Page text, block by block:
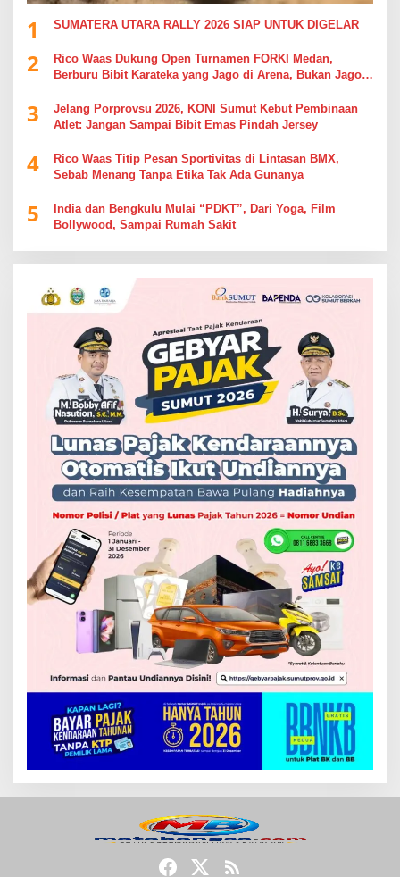
1 SUMATERA UTARA RALLY 2026 SIAP UNTUK DIGELAR
2
Rico Waas Dukung Open Turnamen FORKI Medan,
Berburu Bibit Karateka yang Jago di Arena, Bukan Jago
3
Jelang Porprovsu 2026, KONI Sumut Kebut Pembinaan
Atlet: Jangan Sampai Bibit Emas Pindah Jersey
4
Rico Waas Titip Pesan Sportivitas di Lintasan BMX,
Sebab Menang Tanpa Etika Tak Ada Gunanya
5
India dan Bengkulu Mulai “PDKT”, Dari Yoga, Film
Bollywood, Sampai Rumah Sakit